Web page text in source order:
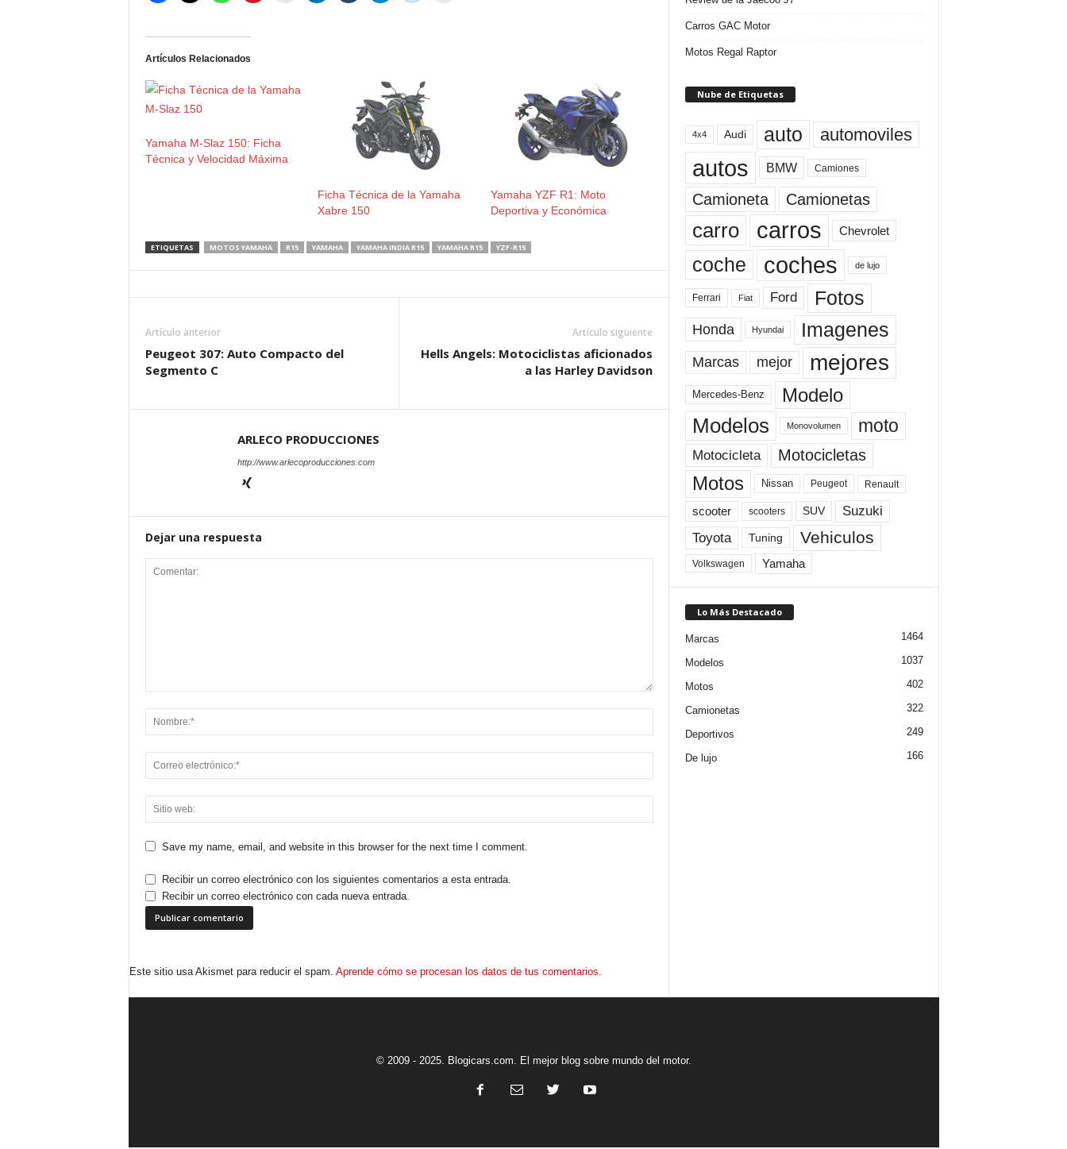
Artículos Relacionados
Yamaha M-Slaz 150: Ficha
Técnica y Velocidad Máxima
Ficha Técnica de la Yamaha
Xabre 150
Yamaha YZF R1: Moto
Deportiva y Económica
ETIQUETAS MOTOS YAMAHA R15 YAMAHA YAMAHA INDIA R15 YAMAHA R15 YZF-R15
Artículo anterior
Peugeot 307: Auto Compacto del
Segmento C
Artículo siguiente
Hells Angels: Motociclistas aficionados
a las Harley Davidson
ARLECO PRODUCCIONES
http://www.arlecoproducciones.com
Dejar una respuesta
Save my name, email, and website in this browser for the next time I comment.
Recibir un correo electrónico con los siguientes comentarios a esta entrada.
Recibir un correo electrónico con cada nueva entrada.
Este sitio usa Akismet para reducir el spam. Aprende cómo se procesan los datos de tus comentarios.
Carros GAC Motor
Motos Regal Raptor
Nube de Etiquetas
4x4 Audi auto automoviles
autos BMW Camiones
Camioneta Camionetas
carro carros Chevrolet
coche coches de lujo
Ferrari Fiat Ford Fotos
Honda Hyundai Imagenes
Marcas mejor mejores
Mercedes-Benz Modelo
Modelos Monovolumen moto
Motocicleta Motocicletas
Motos Nissan Peugeot Renault
scooter scooters SUV Suzuki
Toyota Tuning Vehiculos
Volkswagen Yamaha
Lo Más Destacado
Marcas 1464
Modelos 1037
Motos 402
Camionetas 322
Deportivos 249
De lujo 166
© 2009 - 2025. Blogicars.com. El mejor blog sobre mundo del motor.